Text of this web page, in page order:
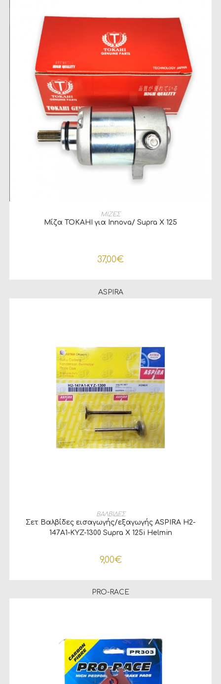
ΠΡΟΣΘΉΚΗ ΣΤΟ ΚΑΛΆΘΙ
ΜΙΖΕΣ
Μίζα TOKAHI για Innova/ Supra X 125
37,00€
ASPIRA
ΠΡΟΣΘΉΚΗ ΣΤΟ ΚΑΛΆΘΙ
ΒΑΛΒΙΔΕΣ
Σετ Βαλβίδες εισαγωγής/εξαγωγής ASPIRA H2-
147A1-KYZ-1300 Supra X 125i Helmin
9,00€
PRO-RACE